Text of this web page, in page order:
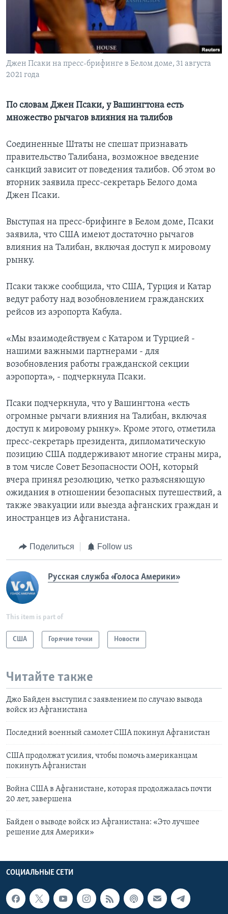
Learning English
СОЦИАЛЬНЫЕ СЕТИ
Джен Псаки на пресс-брифинге в Белом доме, 31 августа
2021 года
По словам Джен Псаки, у Вашингтона есть
множество рычагов влияния на талибов
Соединенные Штаты не спешат признавать
правительство Талибана, возможное введение
санкций зависит от поведения талибов. Об этом во
вторник заявила пресс-секретарь Белого дома
Джен Псаки.
Выступая на пресс-брифинге в Белом доме, Псаки
заявила, что США имеют достаточно рычагов
влияния на Талибан, включая доступ к мировому
рынку.
Псаки также сообщила, что США, Турция и Катар
ведут работу над возобновлением гражданских
рейсов из аэропорта Кабула.
«Мы взаимодействуем с Катаром и Турцией -
нашими важными партнерами - для
возобновления работы гражданской секции
аэропорта», - подчеркнула Псаки.
Псаки подчеркнула, что у Вашингтона «есть
огромные рычаги влияния на Талибан, включая
доступ к мировому рынку». Кроме этого, отметила
пресс-секретарь президента, дипломатическую
позицию США поддерживают многие страны мира,
в том числе Совет Безопасности ООН, который
вчера принял резолюцию, четко разъясняющую
ожидания в отношении безопасных путешествий, а
также эвакуации или выезда афганских граждан и
иностранцев из Афганистана.
Поделиться Follow us
Русская служба «Голоса Америки»
This item is part of
США Горячие точки Новости
Читайте также
Джо Байден выступил с заявлением по случаю вывода
войск из Афганистана
Последний военный самолет США покинул Афганистан
США продолжат усилия, чтобы помочь американцам
покинуть Афганистан
Война США в Афганистане, которая продолжалась почти
20 лет, завершена
Байден о выводе войск из Афганистана: «Это лучшее
решение для Америки»
СОЦИАЛЬНЫЕ СЕТИ